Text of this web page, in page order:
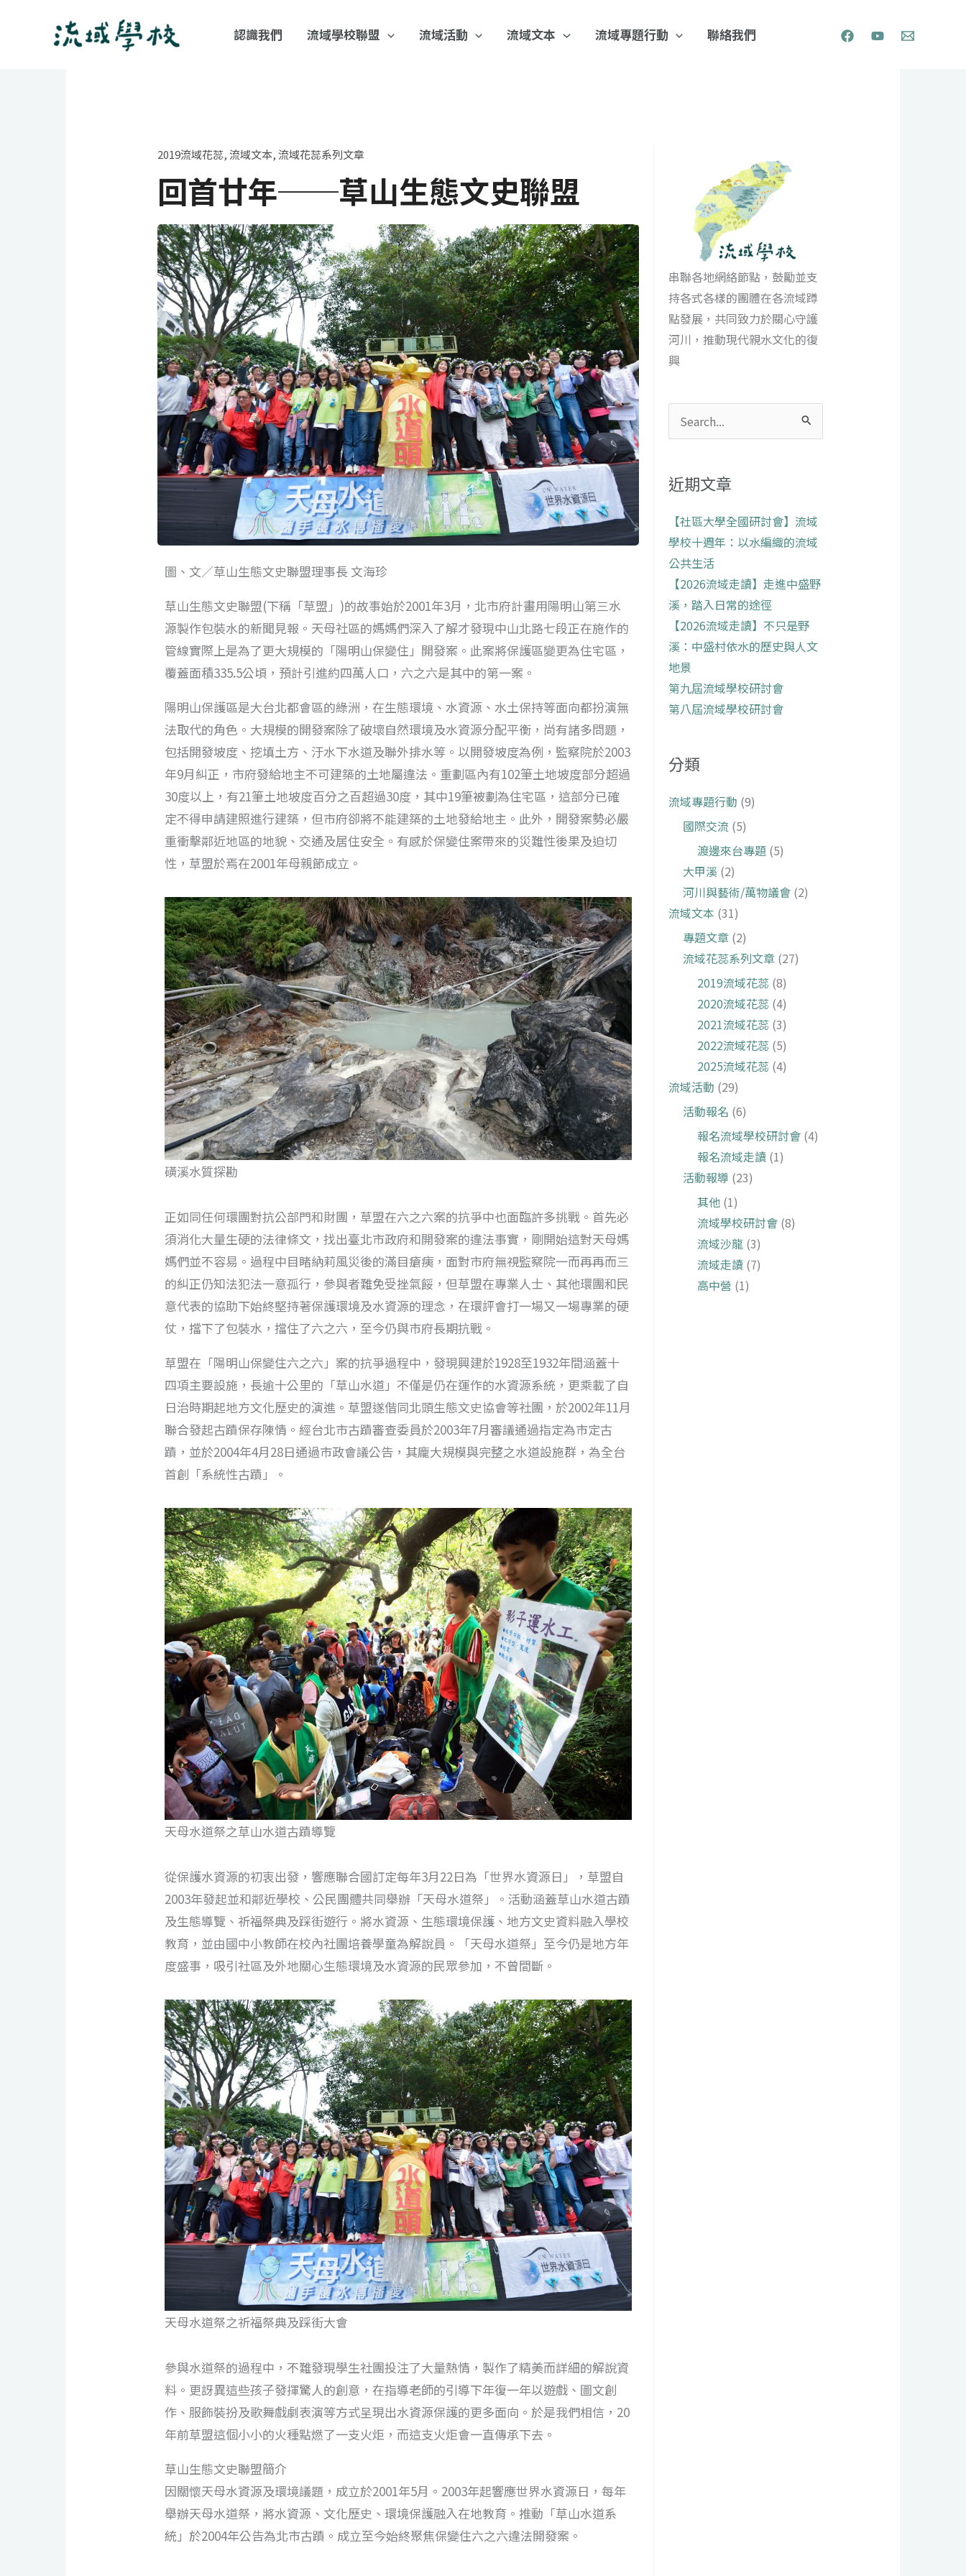
認識我們 流域學校聯盟 流域活動 流域文本 流域專題行動 聯絡我們
2019流域花蕊, 流域文本, 流域花蕊系列文章
回首廿年──草山生態文史聯盟
圖、文／草山生態文史聯盟理事長 文海珍
草山生態文史聯盟(下稱「草盟」)的故事始於2001年3月，北市府計畫用陽明山第三水
源製作包裝水的新聞見報。天母社區的媽媽們深入了解才發現中山北路七段正在施作的
管線實際上是為了更大規模的「陽明山保變住」開發案。此案將保護區變更為住宅區，
覆蓋面積335.5公頃，預計引進約四萬人口，六之六是其中的第一案。
陽明山保護區是大台北都會區的綠洲，在生態環境、水資源、水土保持等面向都扮演無
法取代的角色。大規模的開發案除了破壞自然環境及水資源分配平衡，尚有諸多問題，
包括開發坡度、挖填土方、汙水下水道及聯外排水等。以開發坡度為例，監察院於2003
年9月糾正，市府發給地主不可建築的土地屬違法。重劃區內有102筆土地坡度部分超過
30度以上，有21筆土地坡度百分之百超過30度，其中19筆被劃為住宅區，這部分已確
定不得申請建照進行建築，但市府卻將不能建築的土地發給地主。此外，開發案勢必嚴
重衝擊鄰近地區的地貌、交通及居住安全。有感於保變住案帶來的災難性後果及迫切
性，草盟於焉在2001年母親節成立。
磺溪水質探勘
正如同任何環團對抗公部門和財團，草盟在六之六案的抗爭中也面臨許多挑戰。首先必
須消化大量生硬的法律條文，找出臺北市政府和開發案的違法事實，剛開始這對天母媽
媽們並不容易。過程中目睹納莉風災後的滿目瘡痍，面對市府無視監察院一而再再而三
的糾正仍知法犯法一意孤行，參與者難免受挫氣餒，但草盟在專業人士、其他環團和民
意代表的協助下始終堅持著保護環境及水資源的理念，在環評會打一場又一場專業的硬
仗，擋下了包裝水，擋住了六之六，至今仍與市府長期抗戰。
草盟在「陽明山保變住六之六」案的抗爭過程中，發現興建於1928至1932年間涵蓋十
四項主要設施，長逾十公里的「草山水道」不僅是仍在運作的水資源系統，更乘載了自
日治時期起地方文化歷史的演進。草盟遂偕同北頭生態文史協會等社團，於2002年11月
聯合發起古蹟保存陳情。經台北市古蹟審查委員於2003年7月審議通過指定為市定古
蹟，並於2004年4月28日通過市政會議公告，其龐大規模與完整之水道設施群，為全台
首創「系統性古蹟」。
天母水道祭之草山水道古蹟導覽
從保護水資源的初衷出發，響應聯合國訂定每年3月22日為「世界水資源日」，草盟自
2003年發起並和鄰近學校、公民團體共同舉辦「天母水道祭」。活動涵蓋草山水道古蹟
及生態導覽、祈福祭典及踩街遊行。將水資源、生態環境保護、地方文史資料融入學校
教育，並由國中小教師在校內社團培養學童為解說員。「天母水道祭」至今仍是地方年
度盛事，吸引社區及外地關心生態環境及水資源的民眾參加，不曾間斷。
天母水道祭之祈福祭典及踩街大會
參與水道祭的過程中，不難發現學生社團投注了大量熱情，製作了精美而詳細的解說資
料。更訝異這些孩子發揮驚人的創意，在指導老師的引導下年復一年以遊戲、圖文創
作、服飾裝扮及歌舞戲劇表演等方式呈現出水資源保護的更多面向。於是我們相信，20
年前草盟這個小小的火種點燃了一支火炬，而這支火炬會一直傳承下去。
草山生態文史聯盟簡介
因關懷天母水資源及環境議題，成立於2001年5月。2003年起響應世界水資源日，每年
舉辦天母水道祭，將水資源、文化歷史、環境保護融入在地教育。推動「草山水道系
統」於2004年公告為北市古蹟。成立至今始終聚焦保變住六之六違法開發案。
串聯各地網絡節點，鼓勵並支
持各式各樣的團體在各流域蹲
點發展，共同致力於關心守護
河川，推動現代親水文化的復
興
尋
鍵
近期文章
【社區大學全國研討會】流域
學校十週年：以水編織的流域
公共生活
【2026流域走讀】走進中盛野
溪，踏入日常的途徑
【2026流域走讀】不只是野
溪：中盛村依水的歷史與人文
地景
第九屆流域學校研討會
第八屆流域學校研討會
分類
流域專題行動 (9)
國際交流 (5)
渡邊來台專題(5)
大甲溪 (2)
河川與藝術/萬物議會(2)
流域文本 (31)
專題文章(2)
流域花蕊系列文章(27)
2019流域花蕊(8)
2020流域花蕊(4)
2021流域花蕊(3)
2022流域花蕊(5)
2025流域花蕊(4)
流域活動 (29)
活動報名 (6)
報名流域學校研討會(4)
報名流域走讀 (1)
活動報導 (23)
其他(1)
流域學校研討會(8)
流域沙龍(3)
流域走讀 (7)
高中營 (1)